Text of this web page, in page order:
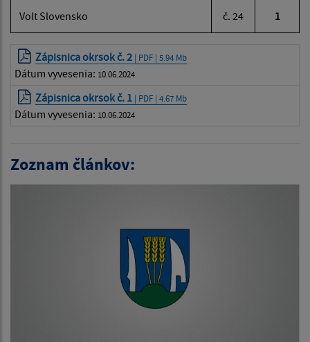
Volt Slovensko č. 24 1
Zápisnica okrsok č. 2 | PDF | 5.94 Mb
Dátum vyvesenia: 10.06.2024
Zápisnica okrsok č. 1 | PDF | 4.67 Mb
Dátum vyvesenia: 10.06.2024
Zoznam článkov: